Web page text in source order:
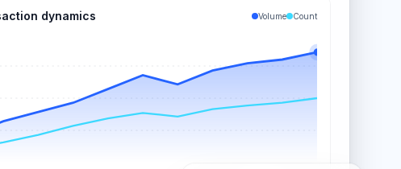
dynamics Volume Count